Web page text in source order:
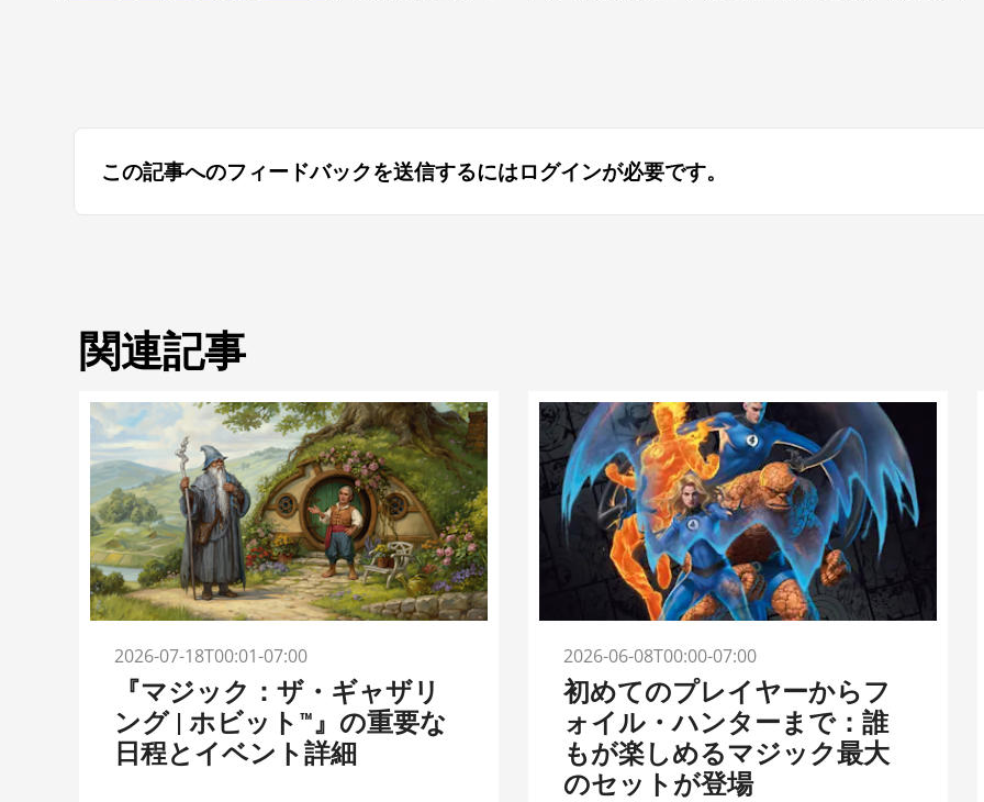
この記事へのフィードバックを送信するにはログインが必要です。
関連記事
2026-07-18T00:01-07:00
『マジック：ザ・ギャザリ
ング | ホビット™』の重要な
日程とイベント詳細
2026-06-08T00:00-07:00
初めてのプレイヤーからフ
ォイル・ハンターまで：誰
もが楽しめるマジック最大
のセットが登場